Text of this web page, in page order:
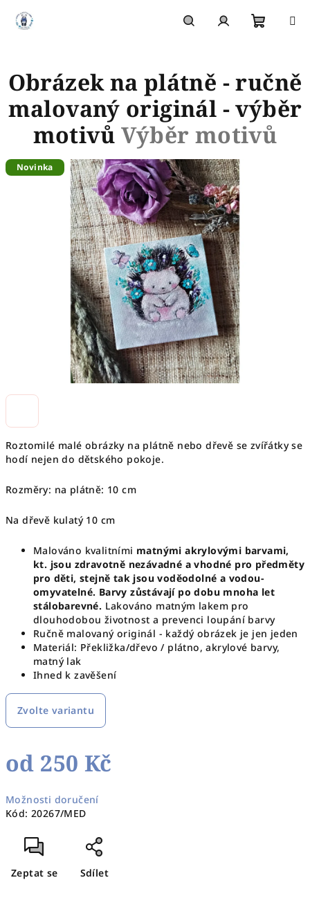
obsah
košík
Roztomilé malé obrázky na plátně nebo dřevě se zvířátky se
hodí nejen do dětského pokoje.
Rozměry: na plátně: 10 cm
Na dřevě kulatý 10 cm
Malováno kvalitními matnými akrylovými barvami,
kt. jsou zdravotně nezávadné a vhodné pro předměty
pro děti, stejně tak jsou voděodolné a vodou-
omyvatelné. Barvy zůstávají po dobu mnoha let
stálobarevné. Lakováno matným lakem pro
dlouhodobou životnost a prevenci loupání barvy
Ručně malovaný originál - každý obrázek je jen jeden
Materiál: Překližka/dřevo / plátno, akrylové barvy,
matný lak
Ihned k zavěšení
Zvolte variantu
od 250 Kč
cena:
Možnosti doručení
Kód: 20267/MED
Zeptat se Sdílet
Obrázek na plátně - ručně
malovaný originál - výběr
motivů Výběr motivů
Novinka